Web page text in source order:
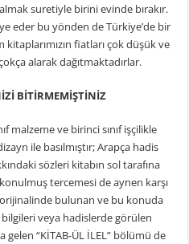
suretiyle birini evinde bırakır.
eder bu yönden de Türkiye’de bir
kitaplarımızın fiatları çok düşük ve
alarak dağıtmaktadırlar.
BİTİRMEMİŞTİNİZ
malzeme ve birinci sınıf işçilikle
ile basılmıştır; Arapça hadis
sözleri kitabın sol tarafına
tercemesi de aynen karşı
bulunan ve bu konuda
veya hadislerde görülen
gelen “KİTAB-ÜL İLEL” bölümü de